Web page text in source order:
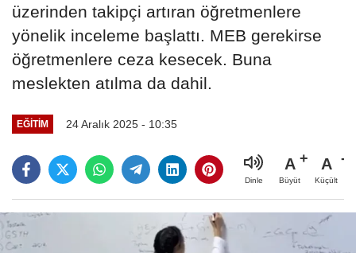
üzerinden takipçi artıran öğretmenlere
yönelik inceleme başlattı. MEB gerekirse
öğretmenlere ceza kesecek. Buna
meslekten atılma da dahil.
EĞITIM 24 Aralık 2025 - 10:35
Dinle
A
Büyüt
A
Küçült